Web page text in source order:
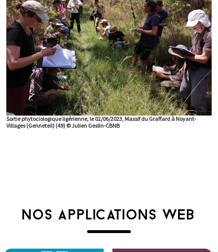
Sortie phytociologique ligérienne, le 02/06/2023, Massif du Graffard à Noyant-
Villages (Genneteil) (49) © Julien Geslin-CBNB
NOS APPLICATIONS WEB